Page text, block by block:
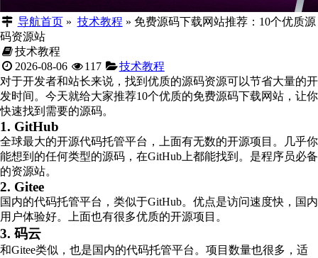
导航首页» 技术教程 » 免费源码下载网站推荐：10个优质源
码资源站
技术教程
2026-08-06
117
技术教程
对于开发者和站长来说，找到优质的源码资源可以节省大量的开
发时间。今天就给大家推荐10个优质的免费源码下载网站，让你
快速找到需要的源码。
1. GitHub
全球最大的开源代码托管平台，上面有无数的开源项目。几乎你
能想到的任何类型的源码，在GitHub上都能找到。是程序员必备
的资源站。
2. Gitee
国内的代码托管平台，类似于GitHub。优点是访问速度快，国内
用户体验好。上面也有很多优质的开源项目。
3. 码云
和Gitee类似，也是国内的代码托管平台。项目数量也很多，适